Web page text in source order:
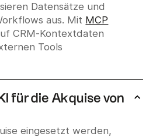
Datensätze und
aus. Mit MCP
CRM-Kontextdaten
Tools
für die Akquise von
eingesetzt werden,